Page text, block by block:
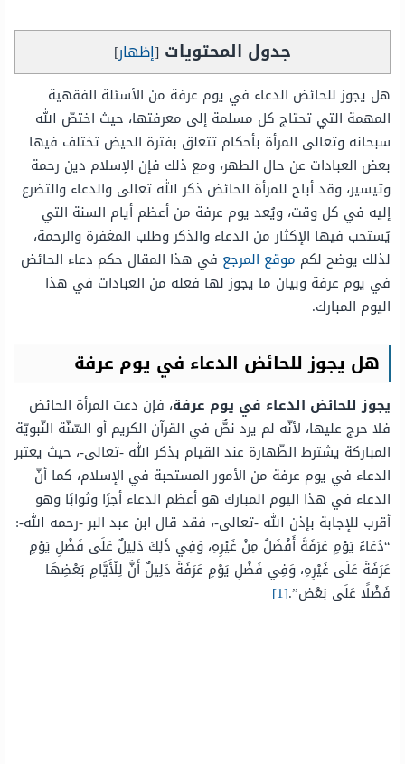
جدول المحتويات [إظهار]
هل يجوز للحائض الدعاء في يوم عرفة من الأسئلة الفقهية
المهمة التي تحتاج كل مسلمة إلى معرفتها، حيث اختصّ الله
سبحانه وتعالى المرأة بأحكام تتعلق بفترة الحيض تختلف فيها
بعض العبادات عن حال الطهر، ومع ذلك فإن الإسلام دين رحمة
وتيسير، وقد أباح للمرأة الحائض ذكر الله تعالى والدعاء والتضرع
إليه في كل وقت، ويُعد يوم عرفة من أعظم أيام السنة التي
يُستحب فيها الإكثار من الدعاء والذكر وطلب المغفرة والرحمة،
لذلك يوضح لكم موقع المرجع في هذا المقال حكم دعاء الحائض
في يوم عرفة وبيان ما يجوز لها فعله من العبادات في هذا
اليوم المبارك.
هل يجوز للحائض الدعاء في يوم عرفة
يجوز للحائض الدعاء في يوم عرفة، فإن دعت المرأة الحائض
فلا حرج عليها، لأنّه لم يرد نصٌّ في القرآن الكريم أو السّنّة النّبويّة
المباركة يشترط الطّهارة عند القيام بذكر الله -تعالى-، حيث يعتبر
الدعاء في يوم عرفة من الأمور المستحبة في الإسلام، كما أنّ
الدعاء في هذا اليوم المبارك هو أعظم الدعاء أجرًا وثوابًا وهو
أقرب للإجابة بإذن الله -تعالى-، فقد قال ابن عبد البر -رحمه الله-:
“دُعَاءُ يَوْمِ عَرَفَةَ أَفْضَلُ مِنْ غَيْرِهِ، وَفِي ذَلِكَ دَلِيلٌ عَلَى فَضْلِ يَوْمِ
عَرَفَةَ عَلَى غَيْرِهِ، وَفِي فَضْلِ يَوْمِ عَرَفَةَ دَلِيلٌ أَنَّ لِلْأَيَّامِ بَعْضِهَا
فَضْلًا عَلَى بَعْض”.[1]